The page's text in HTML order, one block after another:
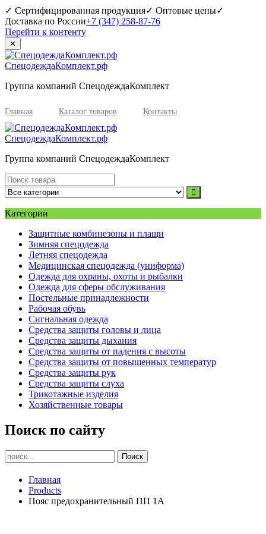
✓ Сертифицированная продукция✓ Оптовые цены✓
Доставка по России+7 (347) 258-87-76
Перейти к контенту
✕
СпецодеждаКомплект.рф
Группа компаний СпецодеждаКомплект
Главная Каталог товаров Контакты
СпецодеждаКомплект.рф
Группа компаний СпецодеждаКомплект
Категории
Защитные комбинезоны и плащи
Зимняя спецодежда
Летняя спецодежда
Медицинская спецодежда (униформа)
Одежда для охраны, охоты и рыбалки
Одежда для сферы обслуживания
Постельные принадлежности
Рабочая обувь
Сигнальная одежда
Средства защиты головы и лица
Средства защиты дыхания
Средства защиты от падения с высоты
Средства защиты от повышенных температур
Средства защиты рук
Средства защиты слуха
Трикотажные изделия
Хозяйственные товары
Поиск по сайту
Главная
Products
Пояс предохранительный ПП 1А